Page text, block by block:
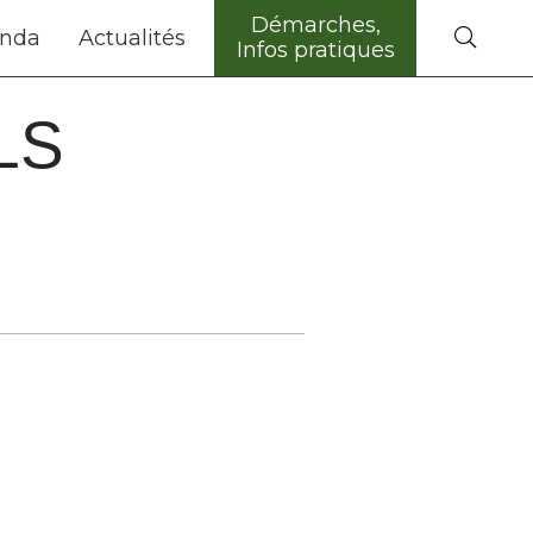
Actualités
Démarches,
Infos pratiques